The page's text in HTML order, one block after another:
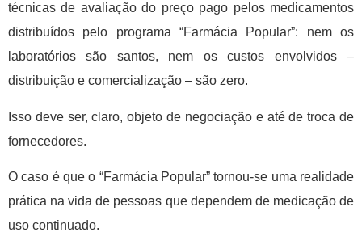
técnicas de avaliação do preço pago pelos medicamentos
distribuídos pelo programa “Farmácia Popular”: nem os
laboratórios são santos, nem os custos envolvidos –
distribuição e comercialização – são zero.
Isso deve ser, claro, objeto de negociação e até de troca de
fornecedores.
O caso é que o “Farmácia Popular” tornou-se uma realidade
prática na vida de pessoas que dependem de medicação de
uso continuado.